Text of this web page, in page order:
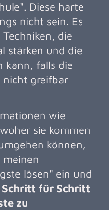
Diese harte
nicht sein. Es
die
stärken und die
kann, falls die
nicht greifbar
wie
sie kommen
können,
lösen" ein und
Schritt für Schritt
zu